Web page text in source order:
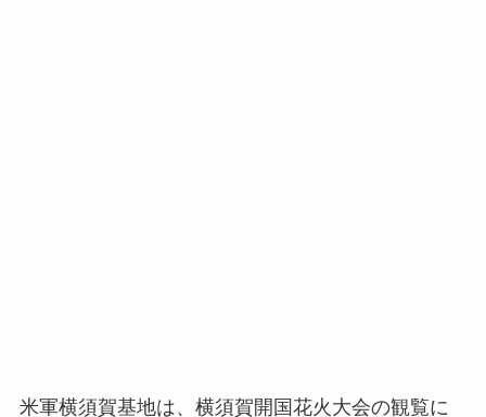
米軍横須賀基地は、横須賀開国花火大会の観覧に